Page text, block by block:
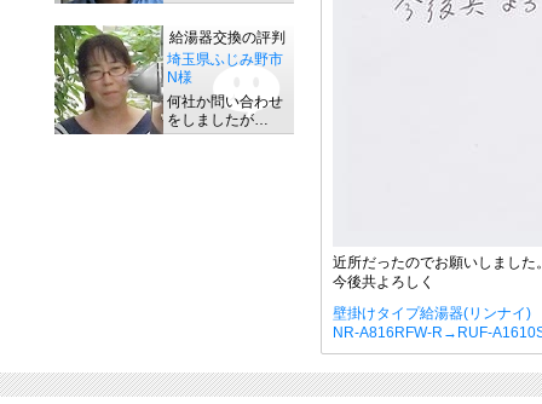
近所だったのでお願いしました
今後共よろしく
壁掛けタイプ給湯器(リンナイ)
NR-A816RFW-R→RUF-
給湯器交換の評判
埼玉県ふじみ野市
N様
何社か問い合わせ
をしましたが…